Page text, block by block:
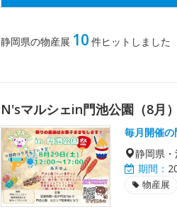
静岡県の物産展 10 件ヒットしました
N'sマルシェin門池公園（8月）
毎月開催
静岡県
期間：
物産展